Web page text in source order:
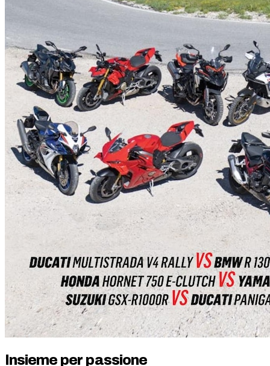
Insieme per passione